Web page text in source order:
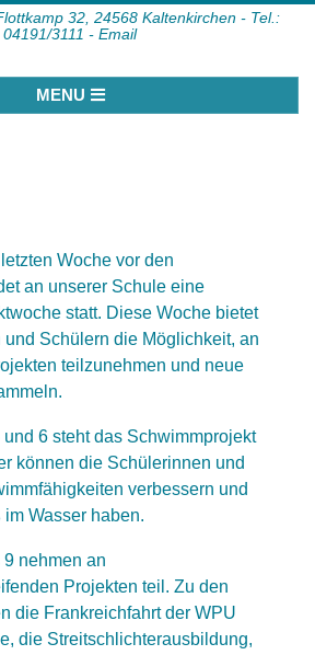
32, 24568 Kaltenkirchen - Tel.:
04191/3111 - Email
MENU
Woche vor den
an unserer Schule eine
statt. Diese Woche bietet
Schülern die Möglichkeit, an
teilzunehmen und neue
6 steht das Schwimmprojekt
können die Schülerinnen und
verbessern und
Wasser haben.
nehmen an
Projekten teil. Zu den
die Frankreichfahrt der WPU
die Streitschlichterausbildung,